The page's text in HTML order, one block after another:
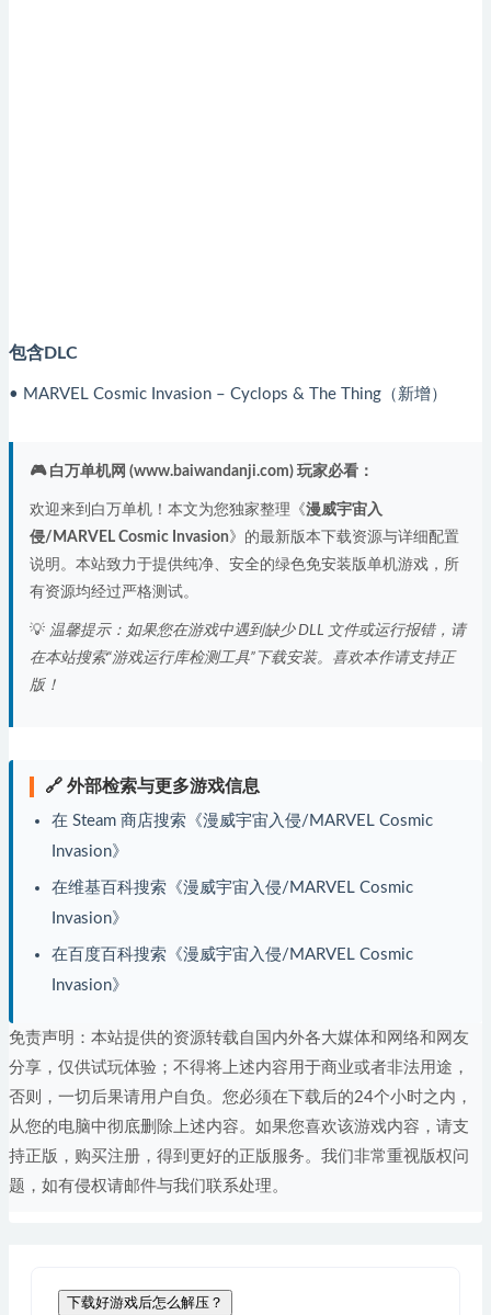
包含DLC
• MARVEL Cosmic Invasion – Cyclops & The Thing（新增）
🎮 白万单机网 (www.baiwandanji.com) 玩家必看：
欢迎来到白万单机！本文为您独家整理《漫威宇宙入
侵/MARVEL Cosmic Invasion》的最新版本下载资源与详细配置
说明。本站致力于提供纯净、安全的绿色免安装版单机游戏，所
有资源均经过严格测试。
💡 温馨提示：如果您在游戏中遇到缺少 DLL 文件或运行报错，请
在本站搜索“游戏运行库检测工具”下载安装。喜欢本作请支持正
版！
🔗 外部检索与更多游戏信息
在 Steam 商店搜索《漫威宇宙入侵/MARVEL Cosmic
Invasion》
在维基百科搜索《漫威宇宙入侵/MARVEL Cosmic
Invasion》
在百度百科搜索《漫威宇宙入侵/MARVEL Cosmic
Invasion》
免责声明：本站提供的资源转载自国内外各大媒体和网络和网友
分享，仅供试玩体验；不得将上述内容用于商业或者非法用途，
否则，一切后果请用户自负。您必须在下载后的24个小时之内，
从您的电脑中彻底删除上述内容。如果您喜欢该游戏内容，请支
持正版，购买注册，得到更好的正版服务。我们非常重视版权问
题，如有侵权请邮件与我们联系处理。
下载好游戏后怎么解压？